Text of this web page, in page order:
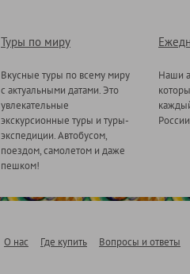
Туры по миру
Вкусные туры по всему миру
с актуальными датами. Это
увлекательные
экскурсионные туры и туры-
экспедиции. Автобусом,
поездом, самолетом и даже
пешком!
Наши
О нас Где купить Вопросы и ответы